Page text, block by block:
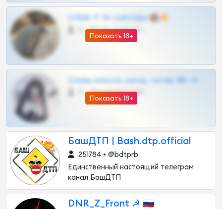
Показать 18+
СЛИВ ТГ 18 | ШКОДЫ 🔞🔥
0 •
Показать 18+
Сливы вписок, шкод, теток, 18+ тг
0 •
БашДТП | Bash.dtp.official
251784 • @bdtprb
Единственный настоящий телеграм
канал БашДТП
DNR_Z_Front ☭ 🇷🇺